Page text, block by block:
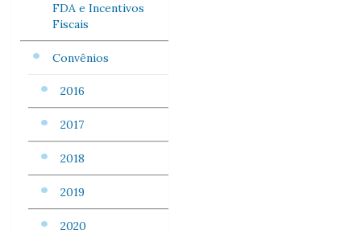
FDA e Incentivos
Fiscais
Convênios
2016
2017
2018
2019
2020